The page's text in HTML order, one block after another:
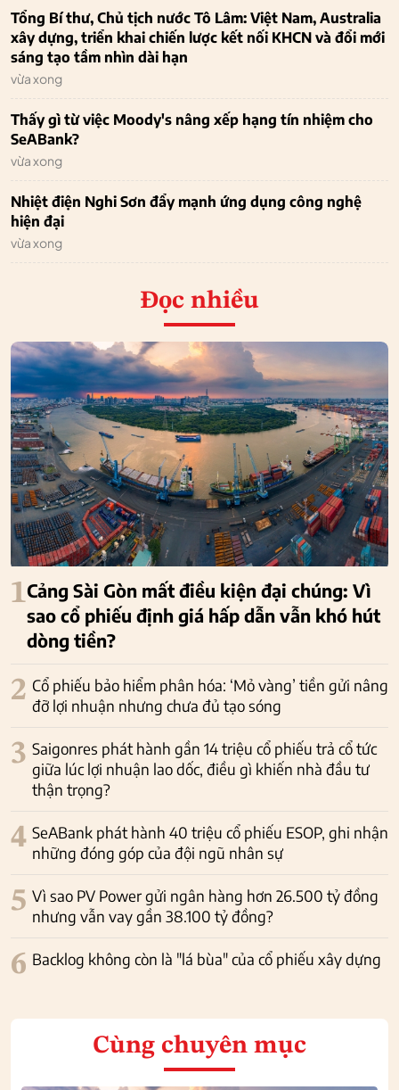
Tổng Bí thư, Chủ tịch nước Tô Lâm: Việt Nam, Australia
xây dựng, triển khai chiến lược kết nối KHCN và đổi mới
sáng tạo tầm nhìn dài hạn
vừa xong
Thấy gì từ việc Moody's nâng xếp hạng tín nhiệm cho
SeABank?
vừa xong
Nhiệt điện Nghi Sơn đẩy mạnh ứng dụng công nghệ
hiện đại
vừa xong
Đọc nhiều
1Cảng Sài Gòn mất điều kiện đại chúng: Vì
sao cổ phiếu định giá hấp dẫn vẫn khó hút
dòng tiền?
2 Cổ phiếu bảo hiểm phân hóa: ‘Mỏ vàng’ tiền gửi nâng
đỡ lợi nhuận nhưng chưa đủ tạo sóng
3 Saigonres phát hành gần 14 triệu cổ phiếu trả cổ tức
giữa lúc lợi nhuận lao dốc, điều gì khiến nhà đầu tư
thận trọng?
4 SeABank phát hành 40 triệu cổ phiếu ESOP, ghi nhận
những đóng góp của đội ngũ nhân sự
5 Vì sao PV Power gửi ngân hàng hơn 26.500 tỷ đồng
nhưng vẫn vay gần 38.100 tỷ đồng?
6 Backlog không còn là "lá bùa" của cổ phiếu xây dựng
Cùng chuyên mục